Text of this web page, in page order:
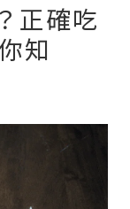
正確吃
知